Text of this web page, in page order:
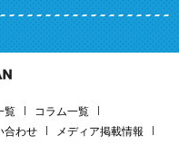
覧
コラム一覧
合わせ
メディア掲載情報